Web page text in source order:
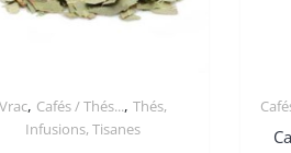
Vrac, Cafés / Thés..., Thés,
Infusions, Tisanes